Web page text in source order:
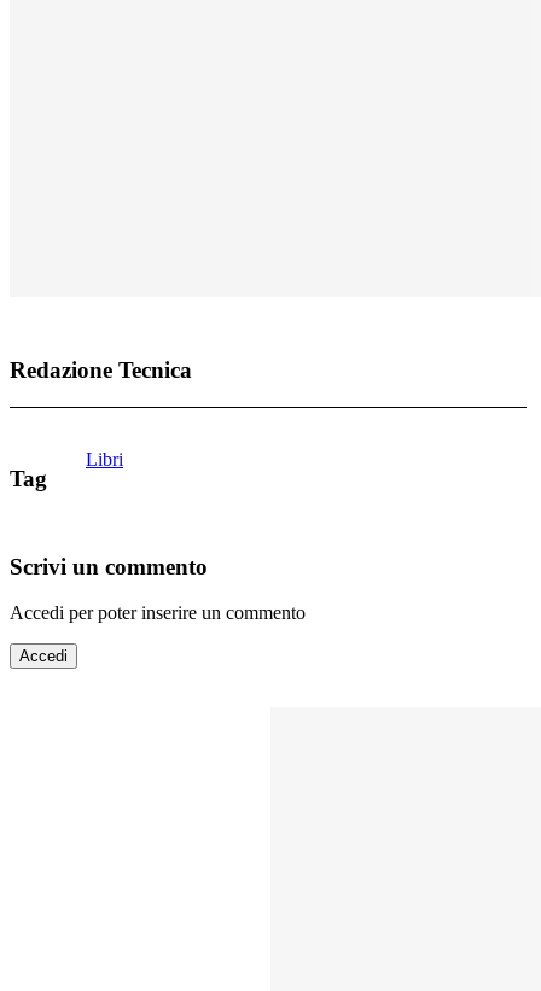
Redazione Tecnica
Tag
Libri
Scrivi un commento
Accedi per poter inserire un commento
Accedi